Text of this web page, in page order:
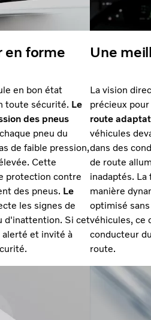
en forme
en bon état
toute sécurité. Le
des pneus
pneu du
de faible pression,
Cette
protection contre
des pneus. Le
les signes de
d'inattention. Si cet
et invité à
Une
La vision
précieux
route
véhicules
dans des
de route
inadaptés.
manière
optimisé
véhicules, ce
conducteur
route.